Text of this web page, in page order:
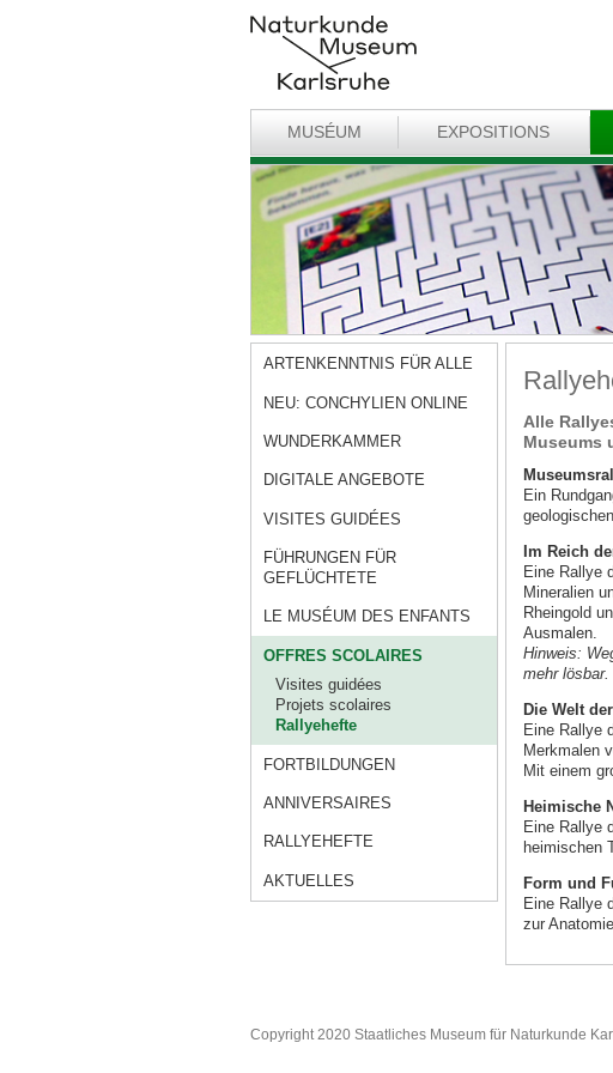
MUSÉUM EXPOSITIONS
ARTENKENNTNIS FÜR ALLE
NEU: CONCHYLIEN ONLINE
WUNDERKAMMER
DIGITALE ANGEBOTE
VISITES GUIDÉES
FÜHRUNGEN FÜR
GEFLÜCHTETE
LE MUSÉUM DES ENFANTS
OFFRES SCOLAIRES
Visites guidées
Projets scolaires
Rallyehefte
FORTBILDUNGEN
ANNIVERSAIRES
RALLYEHEFTE
AKTUELLES
Alle
Museums
Ein
Im Reich
Eine Rallye
Mineralien
Rheingold
Ausmalen.
Hinweis:
mehr lösbar.
Die Welt
Eine Rallye
Merkmalen
Mit einem
Heimische
Eine Rallye
heimischen
Form und
Eine Rallye
zur
Copyright 2020 Staatliches Museum für Naturkunde